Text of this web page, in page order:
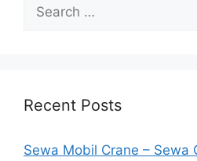
for:
Recent Posts
Sewa Mobil Crane – Sewa